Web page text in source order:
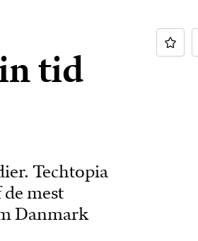
tid
Techtopia
mest
Danmark